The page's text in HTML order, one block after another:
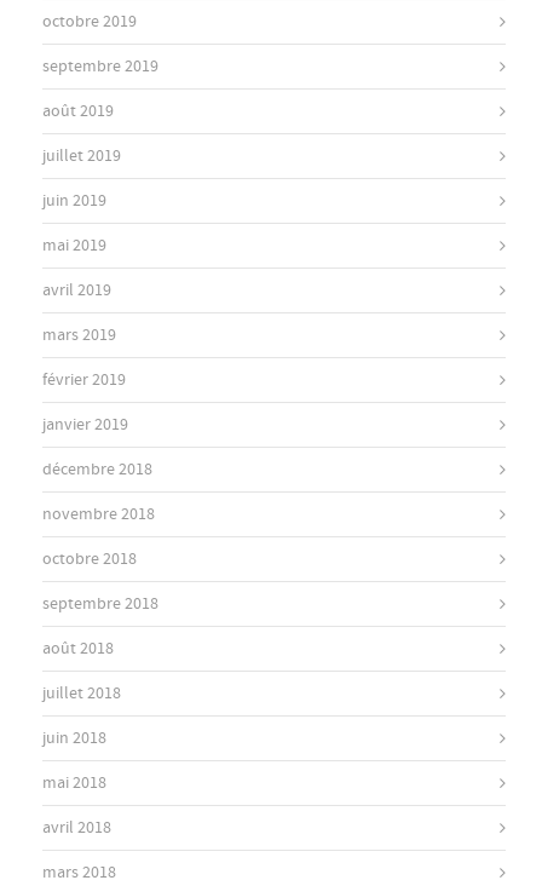
octobre 2019
septembre 2019
août 2019
juillet 2019
juin 2019
mai 2019
avril 2019
mars 2019
février 2019
janvier 2019
décembre 2018
novembre 2018
octobre 2018
septembre 2018
août 2018
juillet 2018
juin 2018
mai 2018
avril 2018
mars 2018